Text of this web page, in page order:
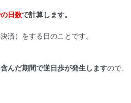
日数で計算します。
済）をする日のことです。
んだ期間で逆日歩が発生しますので、